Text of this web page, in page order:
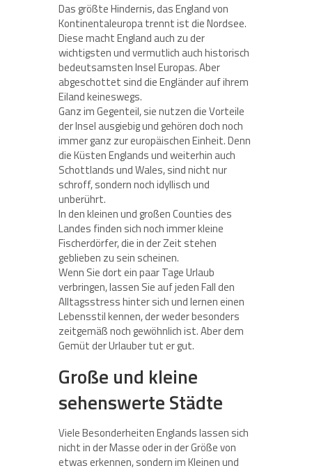
Das größte Hindernis, das England von
Kontinentaleuropa trennt ist die Nordsee.
Diese macht England auch zu der
wichtigsten und vermutlich auch historisch
bedeutsamsten Insel Europas. Aber
abgeschottet sind die Engländer auf ihrem
Eiland keineswegs.
Ganz im Gegenteil, sie nutzen die Vorteile
der Insel ausgiebig und gehören doch noch
immer ganz zur europäischen Einheit. Denn
die Küsten Englands und weiterhin auch
Schottlands und Wales, sind nicht nur
schroff, sondern noch idyllisch und
unberührt.
In den kleinen und großen Counties des
Landes finden sich noch immer kleine
Fischerdörfer, die in der Zeit stehen
geblieben zu sein scheinen.
Wenn Sie dort ein paar Tage Urlaub
verbringen, lassen Sie auf jeden Fall den
Alltagsstress hinter sich und lernen einen
Lebensstil kennen, der weder besonders
zeitgemäß noch gewöhnlich ist. Aber dem
Gemüt der Urlauber tut er gut.
Große und kleine
sehenswerte Städte
Viele Besonderheiten Englands lassen sich
nicht in der Masse oder in der Größe von
etwas erkennen, sondern im Kleinen und